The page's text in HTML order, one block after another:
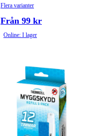
Flera varianter
Från 99 kr
Online: I lager